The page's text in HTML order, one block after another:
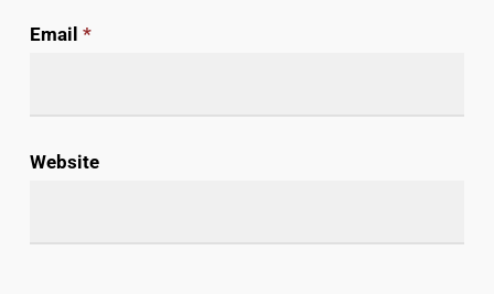
Email*
Website